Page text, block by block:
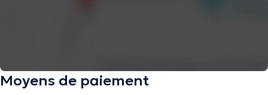
Moyens de paiement